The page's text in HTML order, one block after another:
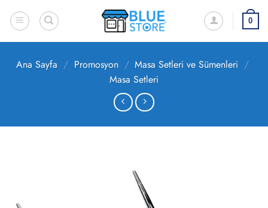
atla
0
Ana Sayfa / Promosyon / Masa Setleri ve Sümenleri /
Masa Setleri